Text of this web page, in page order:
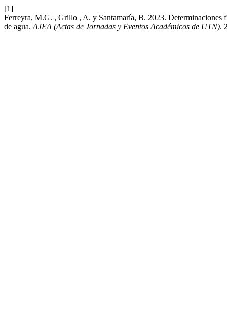
[1]
Ferreyra, M.G. , Grillo , A. y Santamaría, B. 2023. Determinaciones
de agua. AJEA (Actas de Jornadas y Eventos Académicos de UTN).